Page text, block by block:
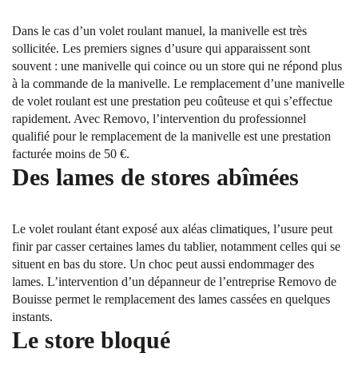
Dans le cas d’un volet roulant manuel, la manivelle est très
sollicitée. Les premiers signes d’usure qui apparaissent sont
souvent : une manivelle qui coince ou un store qui ne répond plus
à la commande de la manivelle. Le remplacement d’une manivelle
de volet roulant est une prestation peu coûteuse et qui s’effectue
rapidement. Avec Removo, l’intervention du professionnel
qualifié pour le remplacement de la manivelle est une prestation
facturée moins de 50 €.
Des lames de stores abîmées
Le volet roulant étant exposé aux aléas climatiques, l’usure peut
finir par casser certaines lames du tablier, notamment celles qui se
situent en bas du store. Un choc peut aussi endommager des
lames. L’intervention d’un dépanneur de l’entreprise Removo de
Bouisse permet le remplacement des lames cassées en quelques
instants.
Le store bloqué